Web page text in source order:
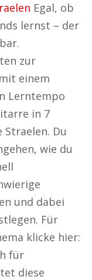
Egal, ob
lernst – der
zur
einem
Lerntempo
in 7
Du
wie du
und dabei
Für
klicke hier:
für
diese